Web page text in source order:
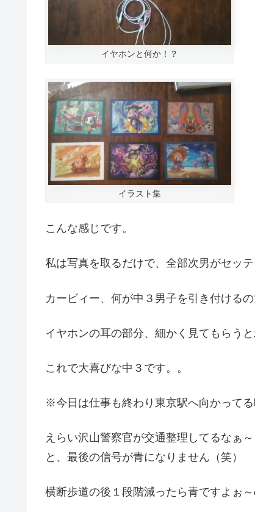
イヤホンと何か！？
イラスト集
こんな感じです。
私は写真を取るだけで、全部次男がセッ
カービィー、何が中３男子を引き付けるの
イヤホンの耳の部分、細かく見てもらう
これで大喜びな中３です。。
※今日は仕事も終わり東京駅へ向かってる
えらい沢山警察官が交通整理してるなぁ
と、最後の信号が青になりません（笑）
横断歩道の後１段階減ったら青ですよぉ